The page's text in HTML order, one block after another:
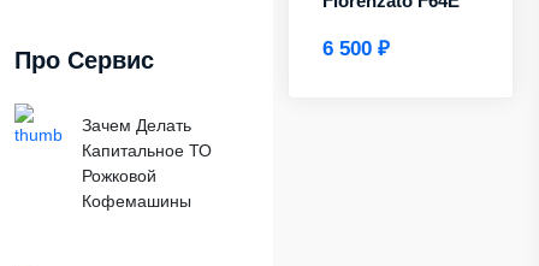
Про Сервис
Зачем Делать
Капитальное ТО
Рожковой
Кофемашины
6 500 ₽